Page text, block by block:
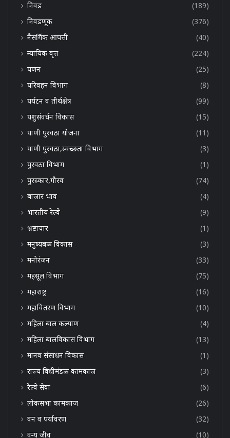
निवड
(189)
निवडणूक
(376)
नैसर्गिक आपत्ती
(40)
न्यायिक वृत्त
(224)
पणन
(25)
परिवहन विभाग
(8)
पर्यटन व तीर्थक्षेत्र
(99)
पशुसंवर्धन विकास
(15)
पाणी पुरवठा योजना
(11)
पाणी पुरवठा,स्वच्छता विभाग
(3)
पुरवठा विभाग
(1)
पुरस्कार,गौरव
(74)
बाजार भाव
(4)
भारतीय रेल्वे
(9)
भ्रष्टाचार
(1)
मनुष्यबळ विकास
(3)
मनोरंजन
(33)
महसूल विभाग
(75)
महाराष्ट्र
(16)
महावितरण विभाग
(10)
महिला बाल कल्याण
(4)
महिला बालविकास विभाग
(13)
मानव संसाधन विकास
(1)
राज्य विधीमंडळ कामकाज
(3)
रेल्वे सेवा
(6)
लोकसभा कामकाज
(26)
वन व पर्यावरण
(32)
वन्य जीव
(10)